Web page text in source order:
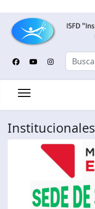
Buscar
Institucionales